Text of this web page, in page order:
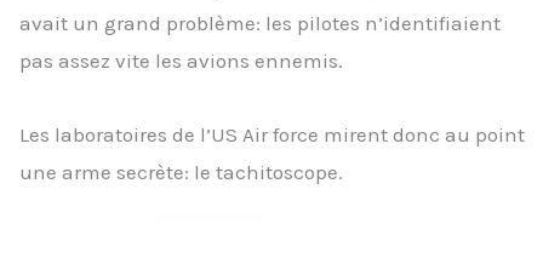
avait un grand problème: les pilotes n’identifiaient
pas assez vite les avions ennemis.
Les laboratoires de l’US Air force mirent donc au point
une arme secrète: le tachitoscope.